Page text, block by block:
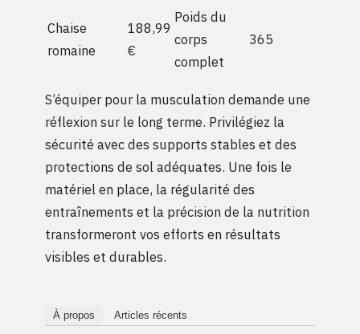
Chaise
romaine
188,99
€
Poids du
corps
complet
365
S’équiper pour la musculation demande une
réflexion sur le long terme. Privilégiez la
sécurité avec des supports stables et des
protections de sol adéquates. Une fois le
matériel en place, la régularité des
entraînements et la précision de la nutrition
transformeront vos efforts en résultats
visibles et durables.
À propos Articles récents